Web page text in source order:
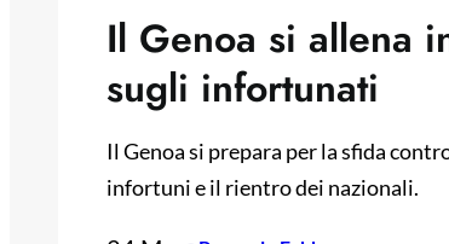
Il Genoa si allena
sugli infortunati
Il Genoa si prepara per la sfida
infortuni e il rientro dei nazionali.